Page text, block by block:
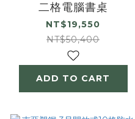
二格電腦書桌
NT$19,550
NT$50,400
ADD TO CART